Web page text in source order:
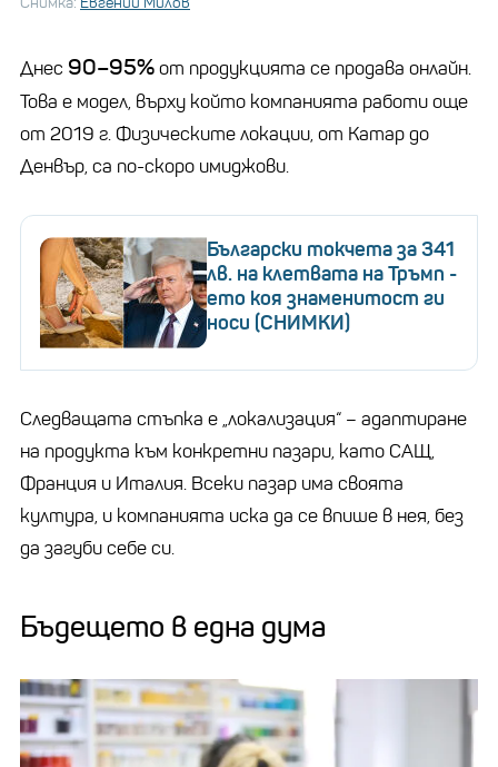
Днес 90–95%от продукцията се продава онлайн.
Това е модел, върху който компанията работи още
от 2019 г. Физическите локации, от Катар до
Денвър, са по-скоро имиджови.
Български токчета за 341
лв. на клетвата на Тръмп -
ето коя знаменитост ги
носи (СНИМКИ)
Следващата стъпка е „локализация“ – адаптиране
на продукта към конкретни пазари, като САЩ,
Франция и Италия. Всеки пазар има своята
култура, и компанията иска да се впише в нея, без
да загуби себе си.
Бъдещето в една дума